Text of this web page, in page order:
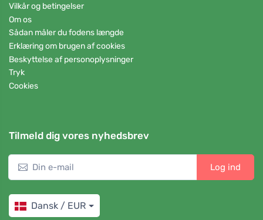
Vilkår og betingelser
Om os
Sådan måler du fodens længde
Erklæring om brugen af cookies
Beskyttelse af personoplysninger
Tryk
Cookies
Tilmeld dig vores nyhedsbrev
Log ind
Dansk / EUR